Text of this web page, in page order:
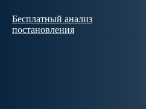
Бесплатный анализ
постановления